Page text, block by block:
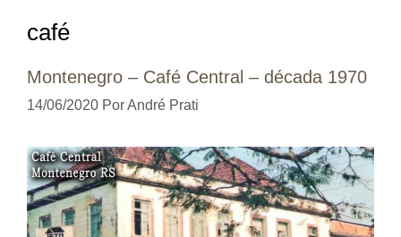
café
Montenegro – Café Central – década 1970
14/06/2020 PorAndré Prati